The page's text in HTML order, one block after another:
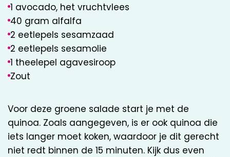
1 avocado, het vruchtvlees
40 gram alfalfa
2 eetlepels sesamzaad
2 eetlepels sesamolie
1 theelepel agavesiroop
Zout
Voor deze groene salade start je met de
quinoa. Zoals aangegeven, is er ook quinoa die
iets langer moet koken, waardoor je dit gerecht
niet redt binnen de 15 minuten. Kijk dus even